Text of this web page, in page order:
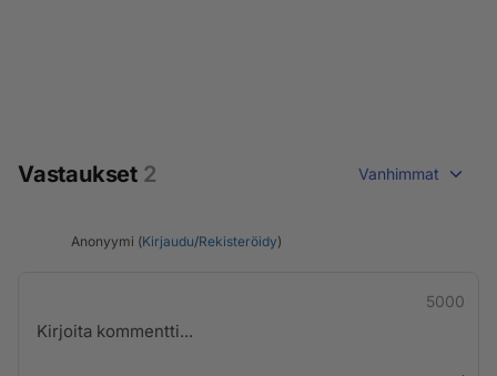
Vastaukset 2 Vanhimmat
Anonyymi (Kirjaudu/Rekisteröidy)
5000